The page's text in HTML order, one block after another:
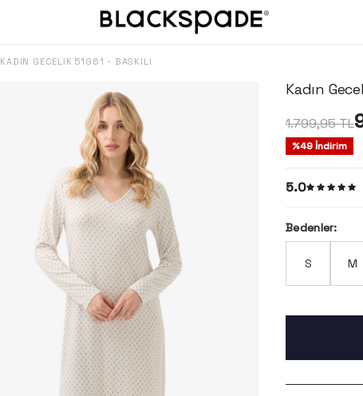
KADIN GECELIK 51961 - BASKILI
Kadın
1.799,95TL
%49 İndirim
5.0
Bedenler:
S M